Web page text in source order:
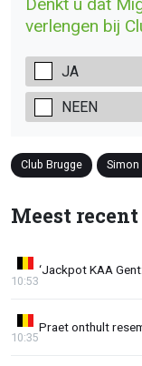
verlengen bij
JA
NEEN
Club Brugge
Meest recent
‘Jackpot KAA
10:53
Praet onthult
10:35